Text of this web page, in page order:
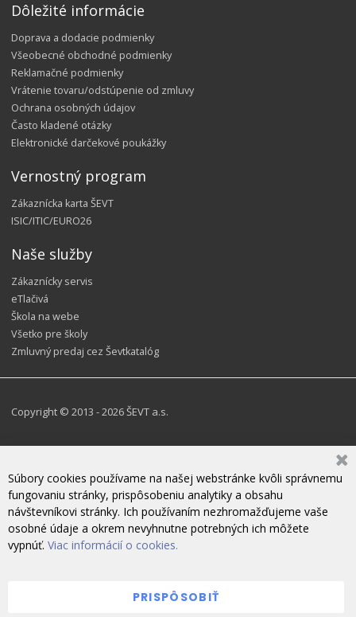
Dôležité informácie
Doprava a dodacie podmienky
Všeobecné obchodné podmienky
Reklamačné podmienky
Vrátenie tovaru/odstúpenie od zmluvy
Ochrana osobných údajov
Často kladené otázky
Elektronické darčekové poukážky
Vernostný program
Zákaznícka karta ŠEVT
ISIC/ITIC/EURO26
Naše služby
Zákaznícky servis
eTlačivá
Škola na webe
Všetko pre školy
Zmluvný predaj cez Ševtkatalóg
Copyright © 2013 - 2026 ŠEVT a.s.
Súbory cookies používame na našej webstránke kvôli správnemu
fungovaniu stránky, prispôsobeniu analytiky a obsahu
návštevníkovi stránky. Ich používaním nezhromažďujeme vaše
osobné údaje a okrem nevyhnutne potrebných ich môžete
vypnúť. Viac informácií o cookies.
PRISPÔSOBIŤ